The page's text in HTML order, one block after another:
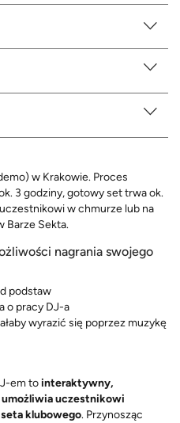
w Krakowie. Proces
3 godziny, gotowy set trwa ok.
w chmurze lub na
Barze Sekta.
nagrania swojego
podstaw
o pracy DJ-a
wyrazić się poprzez muzykę
em tointeraktywny,
uczestnikowi
klubowego. Przynosząc